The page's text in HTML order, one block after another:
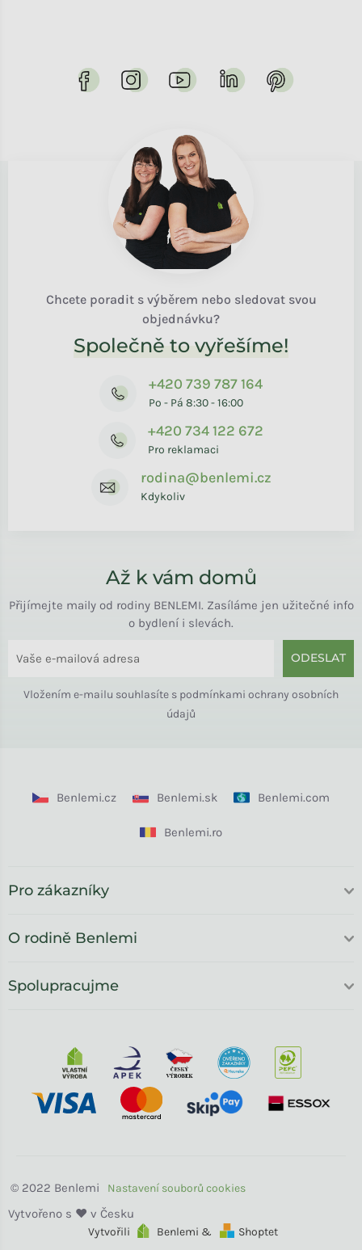
Chcete poradit s výběrem nebo sledovat svou
objednávku?
Společně to vyřešíme!
+420 739 787 164
Po - Pá 8:30 - 16:00
+420 734 122 672
Pro reklamaci
rodina@benlemi.cz
Kdykoliv
Až k vám domů
Přijímejte maily od rodiny BENLEMI. Zasíláme jen užitečné info
o bydlení i slevách.
ODESLAT
Vložením e-mailu souhlasíte s podmínkami ochrany osobních
údajů
Benlemi.cz Benlemi.sk Benlemi.com
Benlemi.ro
Pro zákazníky
O rodině Benlemi
Spolupracujme
Vytvořili Benlemi & Shoptet
Benlemi